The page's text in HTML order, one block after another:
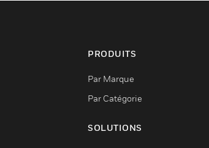
PRODUITS
Par Marque
Par Catégorie
SOLUTIONS